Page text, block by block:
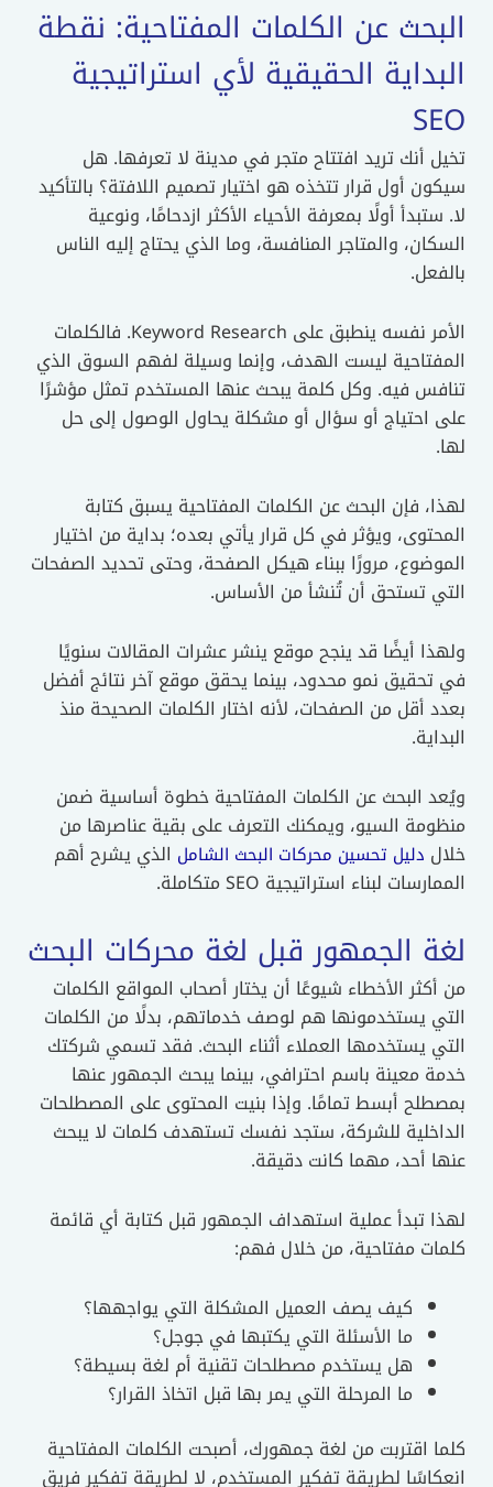
البحث عن الكلمات المفتاحية: نقطة
البداية الحقيقية لأي استراتيجية
SEO
تخيل أنك تريد افتتاح متجر في مدينة لا تعرفها. هل
سيكون أول قرار تتخذه هو اختيار تصميم اللافتة؟ بالتأكيد
لا. ستبدأ أولًا بمعرفة الأحياء الأكثر ازدحامًا، ونوعية
السكان، والمتاجر المنافسة، وما الذي يحتاج إليه الناس
بالفعل.
الأمر نفسه ينطبق على Keyword Research. فالكلمات
المفتاحية ليست الهدف، وإنما وسيلة لفهم السوق الذي
تنافس فيه. وكل كلمة يبحث عنها المستخدم تمثل مؤشرًا
على احتياج أو سؤال أو مشكلة يحاول الوصول إلى حل
لها.
لهذا، فإن البحث عن الكلمات المفتاحية يسبق كتابة
المحتوى، ويؤثر في كل قرار يأتي بعده؛ بداية من اختيار
الموضوع، مرورًا ببناء هيكل الصفحة، وحتى تحديد الصفحات
التي تستحق أن تُنشأ من الأساس.
ولهذا أيضًا قد ينجح موقع ينشر عشرات المقالات سنويًا
في تحقيق نمو محدود، بينما يحقق موقع آخر نتائج أفضل
بعدد أقل من الصفحات، لأنه اختار الكلمات الصحيحة منذ
البداية.
ويُعد البحث عن الكلمات المفتاحية خطوة أساسية ضمن
منظومة السيو، ويمكنك التعرف على بقية عناصرها من
خلال دليل تحسين محركات البحث الشامل الذي يشرح أهم
الممارسات لبناء استراتيجية SEO متكاملة.
لغة الجمهور قبل لغة محركات البحث
من أكثر الأخطاء شيوعًا أن يختار أصحاب المواقع الكلمات
التي يستخدمونها هم لوصف خدماتهم، بدلًا من الكلمات
التي يستخدمها العملاء أثناء البحث. فقد تسمي شركتك
خدمة معينة باسم احترافي، بينما يبحث الجمهور عنها
بمصطلح أبسط تمامًا. وإذا بنيت المحتوى على المصطلحات
الداخلية للشركة، ستجد نفسك تستهدف كلمات لا يبحث
عنها أحد، مهما كانت دقيقة.
لهذا تبدأ عملية استهداف الجمهور قبل كتابة أي قائمة
كلمات مفتاحية، من خلال فهم:
كيف يصف العميل المشكلة التي يواجهها؟
ما الأسئلة التي يكتبها في جوجل؟
هل يستخدم مصطلحات تقنية أم لغة بسيطة؟
ما المرحلة التي يمر بها قبل اتخاذ القرار؟
كلما اقتربت من لغة جمهورك، أصبحت الكلمات المفتاحية
انعكاسًا لطريقة تفكير المستخدم، لا لطريقة تفكير فريق